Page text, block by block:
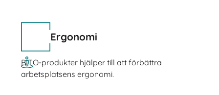
Ergonomi
BITO-produkter hjälper till att förbättra
arbetsplatsens ergonomi.